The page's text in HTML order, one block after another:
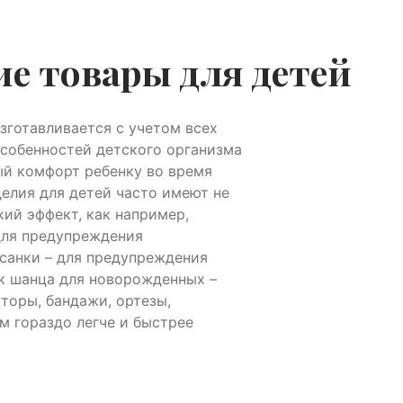
товары для детей
с учетом всех
детского организма
комфорт ребенку во время
для детей часто имеют не
эффект, как например,
предупреждения
– для предупреждения
шанца для новорожденных –
бандажи, ортезы,
гораздо легче и быстрее